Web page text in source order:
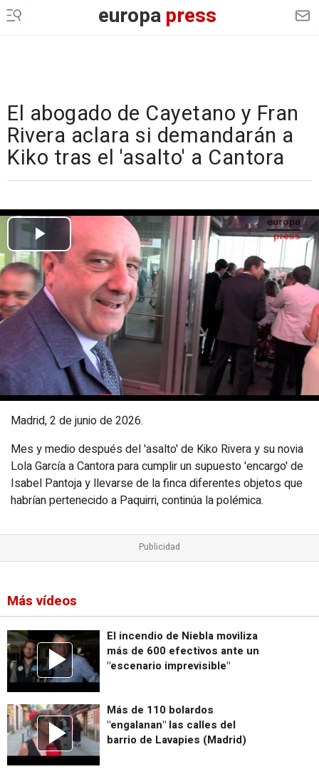
europapress
El abogado de Cayetano y Fran
Rivera aclara si demandarán a
Kiko tras el 'asalto' a Cantora
Madrid, 2 de junio de 2026.
Mes y medio después del 'asalto' de Kiko Rivera y su novia
Lola García a Cantora para cumplir un supuesto 'encargo' de
Isabel Pantoja y llevarse de la finca diferentes objetos que
habrían pertenecido a Paquirri, continúa la polémica.
Más vídeos
El incendio de Niebla moviliza
más de 600 efectivos ante un
"escenario imprevisible"
Más de 110 bolardos
"engalanan" las calles del
barrio de Lavapies (Madrid)